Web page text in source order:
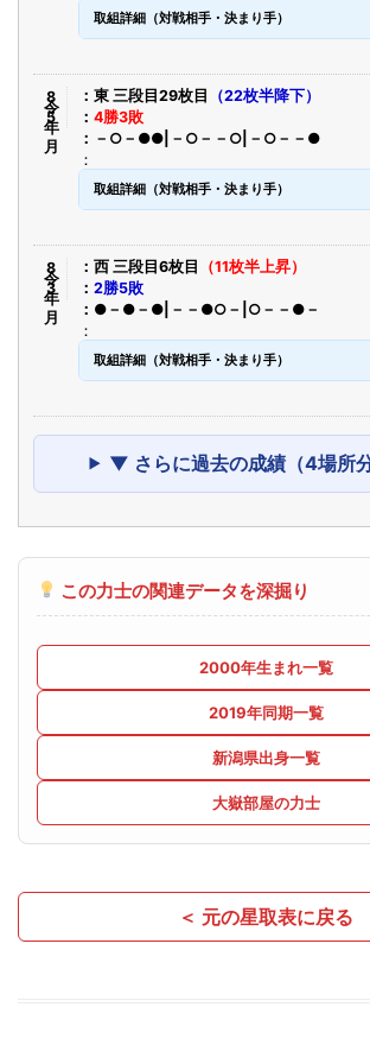
取組詳細（対戦相手・決まり手）
令8年5月 東 三段目29枚目
（22枚半降下）
4勝3敗
－○－●●|－○－－○|－○－－●
取組詳細（対戦相手・決まり手）
令8年3月 西 三段目6枚目
（11枚半上昇）
2勝5敗
●－●－●|－－●○－|○－－●－
取組詳細（対戦相手・決まり手）
▼ さらに過去の成績（4場所
この力士の関連データを深掘り
2000年生まれ一覧
2019年同期一覧
新潟県出身一覧
大嶽部屋の力士
＜ 元の星取表に戻る